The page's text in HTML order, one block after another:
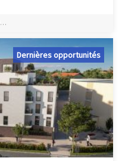
Dernières opportunités